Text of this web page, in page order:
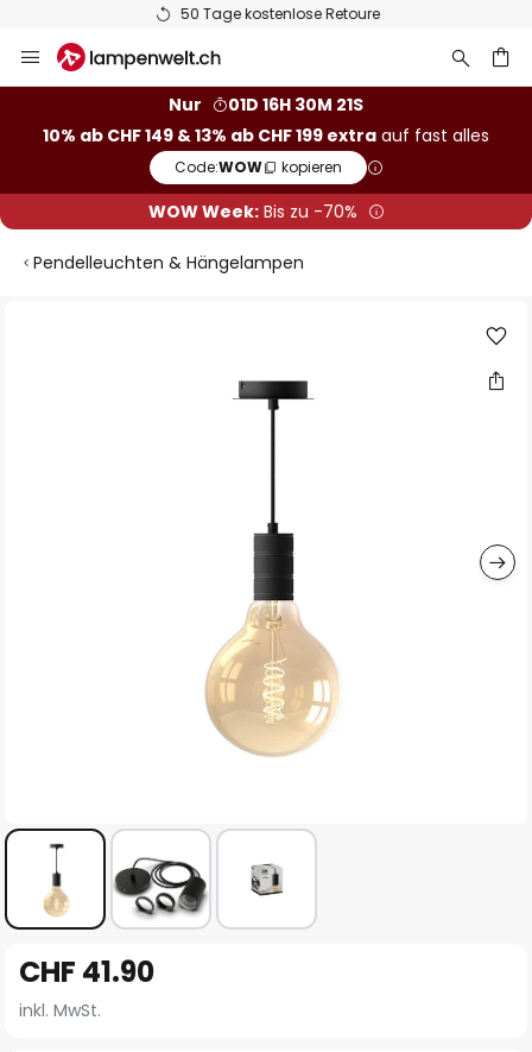
50 Tage kostenlose Retoure
Inhalt
Nur
01D 16H 30M 21S
10% ab CHF 149 & 13% ab CHF 199 extra auf fast alles
Code:WOW kopieren
WOW Week:Bis zu -70%
Pendelleuchten & Hängelampen
Anfang
der
CHF 41.90
inkl. MwSt.